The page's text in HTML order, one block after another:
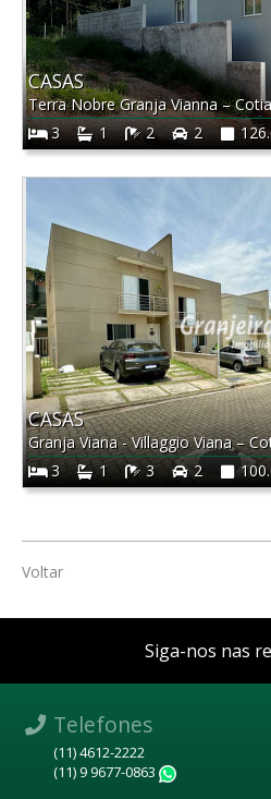
CASAS
Terra Nobre Granja Vianna–
3
1 2 2
CASAS
Granja Viana - Villaggio Viana–
3
1 3 2
Voltar
Siga-nos nas
Telefones
(11) 4612-2222
(11) 9 9677-0863